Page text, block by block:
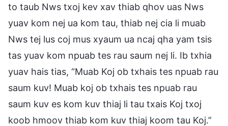
to taub Nws txoj kev xav thiab qhov uas Nws
yuav kom nej ua kom tau, thiab nej cia li muab
Nws tej lus coj mus xyaum ua ncaj qha yam tsis
tas yuav kom npuab tes rau saum nej li. Ib txhia
yuav hais tias, “Muab Koj ob txhais tes npuab rau
saum kuv! Muab koj ob txhais tes npuab rau
saum kuv es kom kuv thiaj li tau txais Koj txoj
koob hmoov thiab kom kuv thiaj koom tau Koj.”